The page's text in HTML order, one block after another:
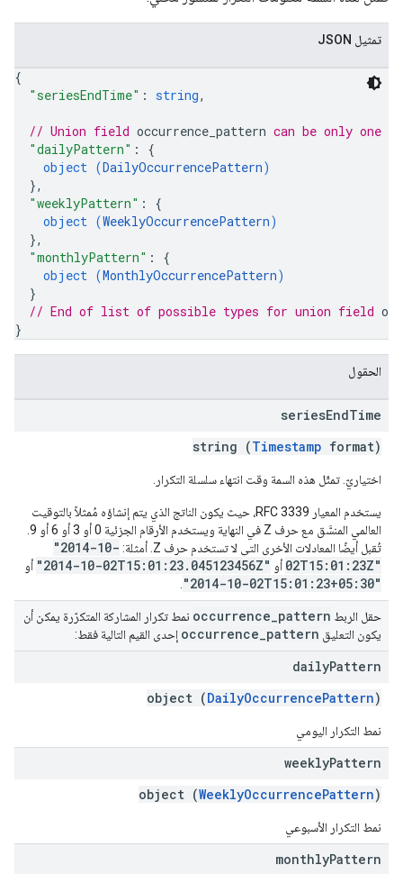
تمثيل JSON
{
"seriesEndTime" : string,
// Union field occurrence_pattern can be only one
"dailyPattern" : {
object (DailyOccurrencePattern)
},
"weeklyPattern" : {
object (WeeklyOccurrencePattern)
},
"monthlyPattern" : {
object (MonthlyOccurrencePattern)
}
// End of list of possible types for union field
}
الحقول
seriesEndTime
string (Timestamp format)
اختياريّ. تمثّل هذه السمة وقت انتهاء سلسلة التكرار.
يستخدم المعيار RFC 3339، حيث يكون الناتج الذي يتم إنشاؤه مُمثلاً بالتوقيت
تُقبل أيضًا المعادلات الأخرى التي لا تستخدم حرف Z. أمثلة:
"2014-10-
02T15:01:23Z" أو "2014-10-02T15:01:23.045123456Z" أو
"2014-10-02T15:01:23+05:30"
حقل الربط occurrence pattern
نمط تكرار المشاركة المتكرّرة يمكن أن
يكون التعليق
occurrence pattern إحدى القيم التالية فقط:
dailyPattern
object (DailyOccurrencePattern)
نمط التكرار اليومي
weeklyPattern
object (WeeklyOccurrencePattern)
نمط التكرار الأسبوعي
monthlyPattern